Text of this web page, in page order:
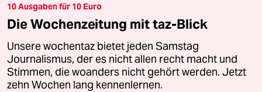
10 Ausgaben für 10 Euro
Die Wochenzeitung mit taz-Blick
Unsere wochentaz bietet jeden Samstag
Journalismus, der es nicht allen recht macht und
Stimmen, die woanders nicht gehört werden. Jetzt
zehn Wochen lang kennenlernen.